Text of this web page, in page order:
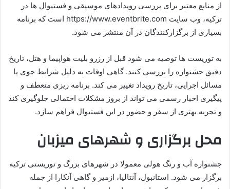
از منابع معتبر برای بررسی رویدادهای موسیقی و فستیوال ها در
ترکیه، وب سایت https://www.eventbrite.com است که برنامه
بسیاری از برگزارکنندگان در آن منتشر می شود.
به توریست ها توصیه می شود قبل از رزرو بلیت هواپیما و هتل، تاریخ
دقیق جشنواره را بررسی کنند. گاهی اوقات به دلیل شرایط جوی یا
مسائل اجرایی، تاریخ رویداد تغییر می کند. برنامه ریزی منعطف و
پیگیری اخبار رسمی می تواند از بروز مشکلات احتمالی جلوگیری کند
و تجربه بهتری از سفر و حضور در این فستیوال فراهم سازد.
محل برگزاری و شهرهای میزبان
جشنواره آب و رنگ هولی معمولا در شهرهای بزرگ و توریستی ترکیه
برگزار می شود. استانبول، آنتالیا، ازمیر و گاهی آنکارا از جمله